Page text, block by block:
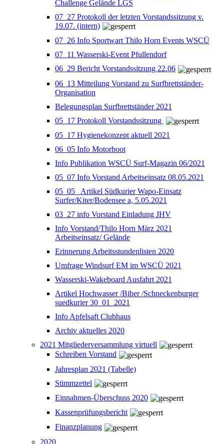
Challenge Gelände LGS
07_27 Protokoll der letzten Vorstandssitzung v.
19.07. (intern)
07_26 Info Sportwart Thilo Horn Events WSCÜ
07_11 Wasserski-Event Pfullendorf
06_29 Bericht Vorstandssitzung 22.06
06_13 Mitteilung Vorstand zu Surfbrettständer-
Organisation
Belegungsplan Surfbrettständer 2021
05_17 Protokoll Vorstandssitzung
05_17 Hygienekonzept aktuell 2021
06_05 Info Motorboot
Info Publikation WSCÜ Surf-Magazin 06/2021
05_07 Info Vorstand Arbeitseinsatz 08.05.2021
05_05_ Artikel Südkurier Wapo-Einsatz
Surfer/Kiter/Bodensee a, 5.05.2021
03_27 info Vorstand Einladung JHV
Info Vorstand/Thilo Horn März 2021
Arbeitseinsatz/ Gelände
Erinnerung Arbeitsstundenlisten 2020
Umfrage Windsurf EM im WSCÜ 2021
Wasserski-Wakeboard Ausfahrt 2021
Artikel Hochwasser /Biber /Schneckenburger
suedkurier 30_01_2021
Info Apfelsaft Clubhaus
Archiv aktuelles 2020
2021 Mitgliederversammlung virtuell
Schreiben Vorstand
Jahresplan 2021 (Tabelle)
Stimmzettel
Einnahmen-Überschuss 2020
Kassenprüfungsbericht
Finanzplanung
2020